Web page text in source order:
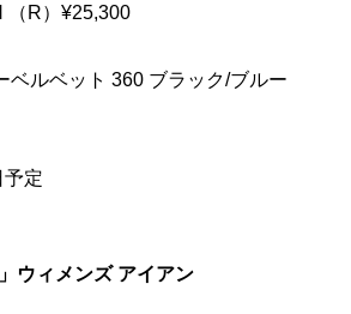
（R）¥25,300
ベルベット 360 ブラック/ブルー
定
ウィメンズ アイアン